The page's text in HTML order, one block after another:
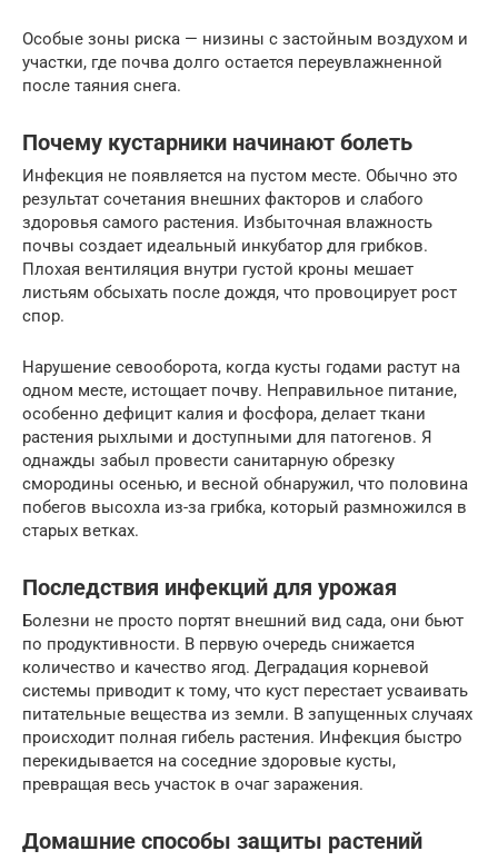
Особые зоны риска — низины с застойным воздухом и
участки, где почва долго остается переувлажненной
после таяния снега.
Почему кустарники начинают болеть
Инфекция не появляется на пустом месте. Обычно это
результат сочетания внешних факторов и слабого
здоровья самого растения. Избыточная влажность
почвы создает идеальный инкубатор для грибков.
Плохая вентиляция внутри густой кроны мешает
листьям обсыхать после дождя, что провоцирует рост
спор.
Нарушение севооборота, когда кусты годами растут на
одном месте, истощает почву. Неправильное питание,
особенно дефицит калия и фосфора, делает ткани
растения рыхлыми и доступными для патогенов. Я
однажды забыл провести санитарную обрезку
смородины осенью, и весной обнаружил, что половина
побегов высохла из-за грибка, который размножился в
старых ветках.
Последствия инфекций для урожая
Болезни не просто портят внешний вид сада, они бьют
по продуктивности. В первую очередь снижается
количество и качество ягод. Деградация корневой
системы приводит к тому, что куст перестает усваивать
питательные вещества из земли. В запущенных случаях
происходит полная гибель растения. Инфекция быстро
перекидывается на соседние здоровые кусты,
превращая весь участок в очаг заражения.
Домашние способы защиты растений